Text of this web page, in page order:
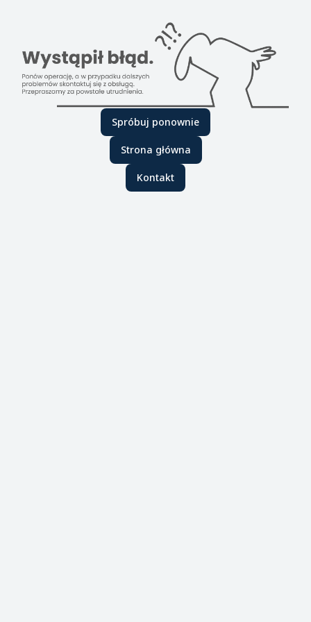
Spróbuj ponownie
Strona główna
Kontakt